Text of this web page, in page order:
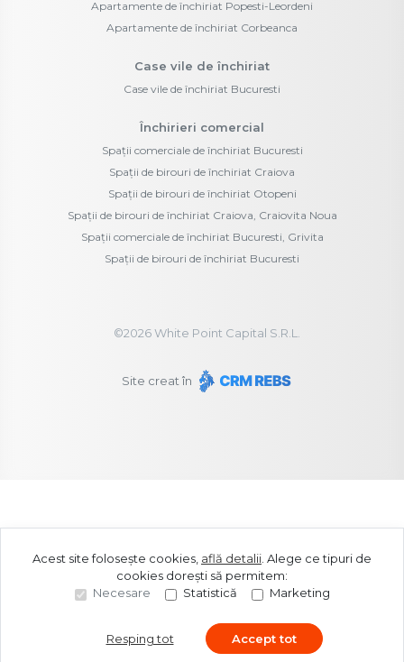
Apartamente de închiriat Popesti-Leordeni
Apartamente de închiriat Corbeanca
Case vile de închiriat
Case vile de închiriat Bucuresti
Închirieri comercial
Spații comerciale de închiriat Bucuresti
Spații de birouri de închiriat Craiova
Spații de birouri de închiriat Otopeni
Spații de birouri de închiriat Craiova, Craiovita Noua
Spații comerciale de închiriat Bucuresti, Grivita
Spații de birouri de închiriat Bucuresti
©2026White Point Capital S.R.L.
Site creat în
Acest site folosește cookies, află detalii Alege ce tipuri de
cookies dorești să permitem:
Necesare
Statistică Marketing
Resping tot Accept tot